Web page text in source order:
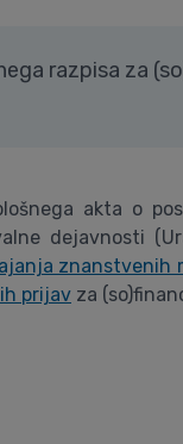
razpisa za
akta o
dejavnosti
znanstvenih
prijav za